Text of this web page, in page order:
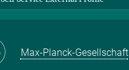
Max-Planck-Gesellschaft